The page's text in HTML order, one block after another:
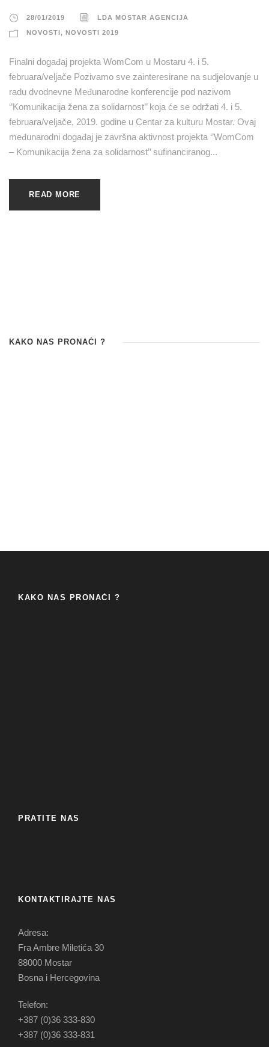
28/01/2019 LDA MOSTAR AGENCIJA
NOVOSTI, NOVOSTI 2019
Finalni događaj projekta WomCom u Mostaru 4. i 5.
februara/veljače Pozivamo sve zainteresirane na sudjelovanje u
radu dvodnevne Međunarodne konferencije pod nazivom
‘’Komunikacija žena za solidarnost’’ koja će se održati 4. i 5.
februara/veljače, 2019. godine u Centar za kulturu Mostar. Ovaj
međunarodni događaj je završna aktivnost projekta ‘’WomCom
– Komunikacija žena za solidarnost’’ sufinanciranog...
READ MORE
KAKO NAS PRONAĆI ?
KAKO NAS PRONAĆI ?
PRATITE NAS
KONTAKTIRAJTE NAS
Adresa:
Fra Ambre Miletića 30
88000 Mostar
Bosna i Hercegovina
Telefon:
+387 (0)36 333-830
+387 (0)36 333-831